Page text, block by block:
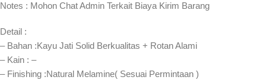
Notes : Mohon Chat Admin Terkait Biaya Kirim Barang
Detail :
– Bahan :Kayu Jati Solid Berkualitas + Rotan Alami
– Kain : –
– Finishing :Natural Melamine( Sesuai Permintaan )